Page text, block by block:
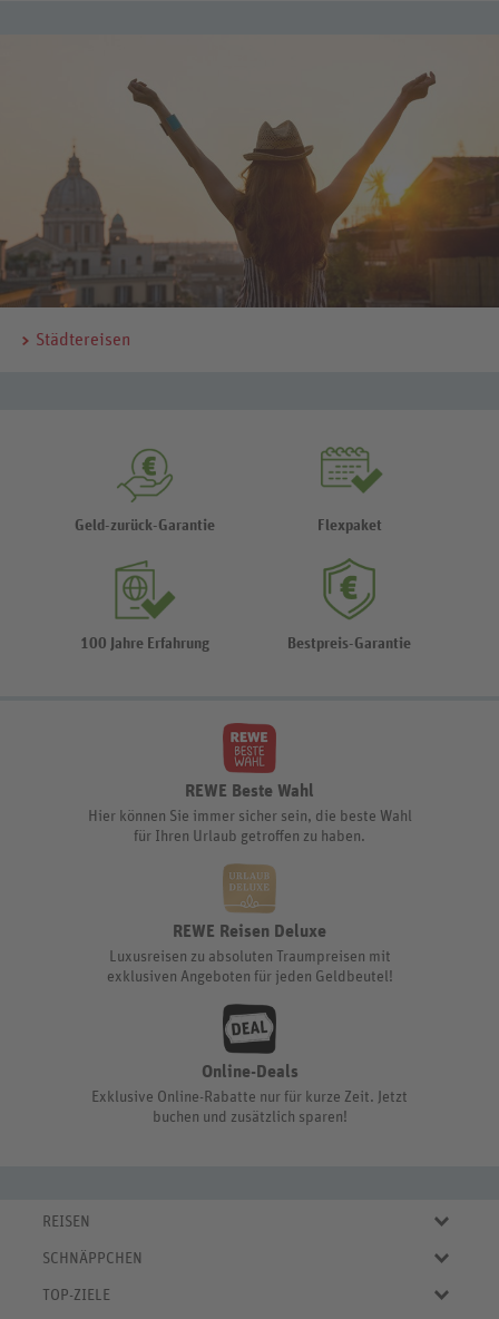
Städtereisen
Geld-zurück-Garantie Flexpaket
100 Jahre Erfahrung Bestpreis-Garantie
REWE Beste Wahl
Hier können Sie immer sicher sein, die beste Wahl
für Ihren Urlaub getroffen zu haben.
REWE Reisen Deluxe
Luxusreisen zu absoluten Traumpreisen mit
exklusiven Angeboten für jeden Geldbeutel!
Online-Deals
Exklusive Online-Rabatte nur für kurze Zeit. Jetzt
buchen und zusätzlich sparen!
REISEN
Eigene Anreise
Städtereisen
SCHNÄPPCHEN
Aktuelle Reiseangebote
TOP-ZIELE